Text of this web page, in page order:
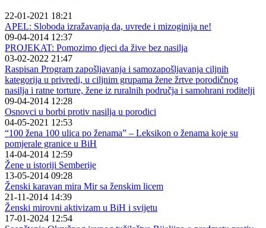
22-01-2021 18:21
APEL: Sloboda izražavanja da, uvrede i mizoginija ne!
09-04-2014 12:37
PROJEKAT: Pomozimo djeci da žive bez nasilja
03-02-2022 21:47
Raspisan Program zapošljavanja i samozapošljavanja ciljnih
kategorija u privredi, u ciljnim grupama žene žrtve porodičnog
nasilja i ratne torture, žene iz ruralnih područja i samohrani roditelji
09-04-2014 12:28
Osnovci u borbi protiv nasilja u porodici
04-05-2021 12:53
“100 žena 100 ulica po ženama” – Leksikon o ženama koje su
pomjerale granice u BiH
14-04-2014 12:59
Žene u istoriji Semberije
13-05-2014 09:28
Ženski karavan mira Mir sa ženskim licem
21-11-2014 14:39
Ženski mirovni aktivizam u BiH i svijetu
17-01-2024 12:54